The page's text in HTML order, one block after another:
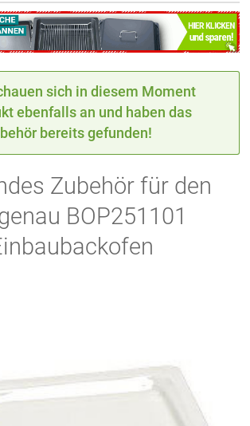
sich in diesem Moment
ebenfalls an und haben das
bereits gefunden!
Zubehör für den
BOP251101